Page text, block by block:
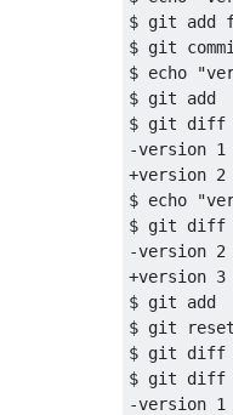
$ git
$ git
$ echo
$ git add
$ git diff
-version 1
+version 2
$ echo
$ git
-version 2
+version 3
$ git add
$ git
$ git diff
$ git diff
-version 1